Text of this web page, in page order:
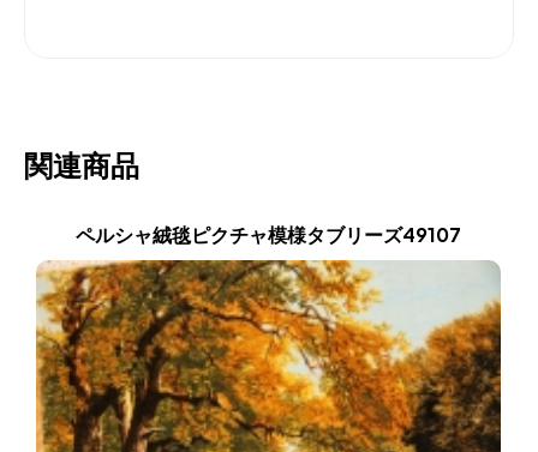
関連商品
ペルシャ絨毯ピクチャ模様タブリーズ49107